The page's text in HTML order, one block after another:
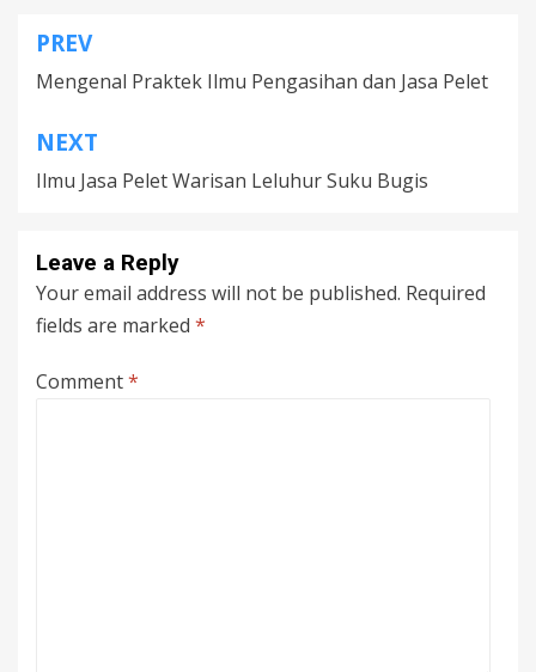
Post
navigation
PREV
Mengenal Praktek Ilmu Pengasihan dan Jasa Pelet
NEXT
Ilmu Jasa Pelet Warisan Leluhur Suku Bugis
Leave a Reply
Your email address will not be published. Required
fields are marked *
Comment*